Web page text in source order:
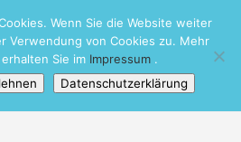
Heidelberg e.V.
Wenn Sie die Website weiter
Verwendung von Cookies zu. Mehr
Sie im Impressum .
Datenschutzerklärung